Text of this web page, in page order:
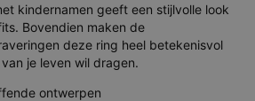
kindernamen geeft een stijlvolle look
Bovendien maken de
deze ring heel betekenisvol
je leven wil dragen.
ontwerpen